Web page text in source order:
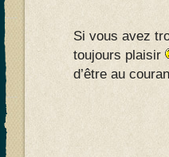
Si vous avez
toujours plaisir
d’être au